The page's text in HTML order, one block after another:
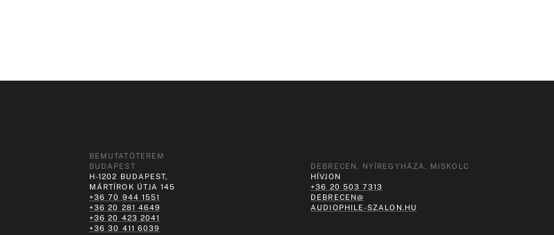
BEMUTATÓTEREM
BUDAPEST
H-1202 BUDAPEST,
MÁRTÍROK ÚTJA 145
+36 70 944 1551
+36 20 281 4649
+36 20 423 2041
+36 30 411 6039
DEBRECEN, NYÍREGYHÁZA, MISKOLC
HÍVJON
+36 20 503 7313
DEBRECEN@
AUDIOPHILE-SZALON.HU